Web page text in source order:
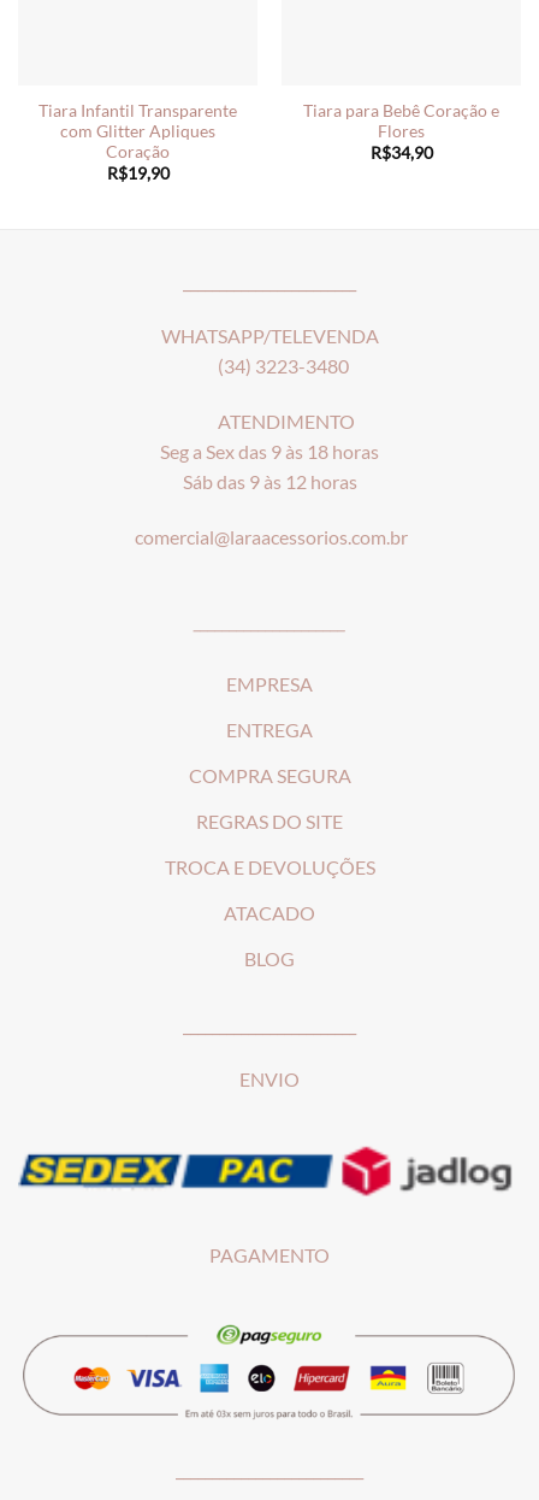
Tiara Infantil Transparente
com Glitter Apliques
Coração
R$19,90
Tiara para Bebê Coração e
Flores
R$34,90
WHATSAPP/TELEVENDA
(34) 3223-3480
ATENDIMENTO
Seg a Sex das 9 às 18 horas
Sáb das 9 às 12 horas
comercial@laraacessorios.com.br
EMPRESA
ENTREGA
COMPRA SEGURA
REGRAS DO SITE
TROCA E DEVOLUÇÕES
ATACADO
BLOG
ENVIO
PAGAMENTO